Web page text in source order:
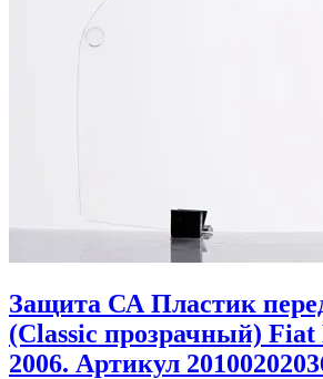
Защита СА Пластик
(Classic прозрачный) Fiat
2006. Артикул